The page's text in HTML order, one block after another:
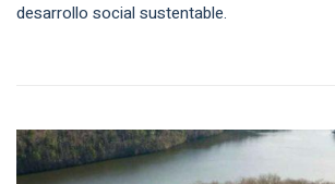
desarrollo social sustentable.